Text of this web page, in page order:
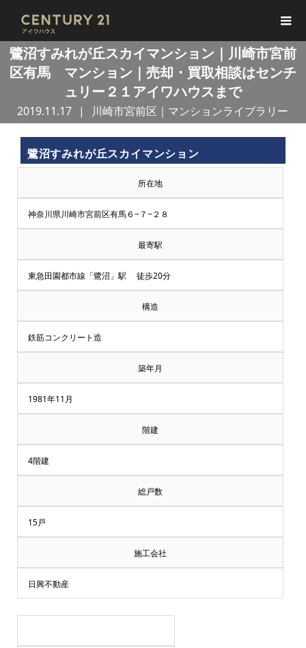
鷺沼すみれが丘スカイマンション｜川崎市宮前
区有馬 マンション｜売却・買取相談はセンチ
ュリー２１アイワハウスまで
2019.11.17 川崎市宮前区｜マンションライブラリー
鷺沼すみれが丘スカイマンション
所在地
神奈川県川崎市宮前区有馬６−７−２８
最寄駅
東急田園都市線「鷺沼」駅 徒歩20分
構造
鉄筋コンクリート造
築年月
1981年11月
階建
4階建
総戸数
15戸
施工会社
日興不動産